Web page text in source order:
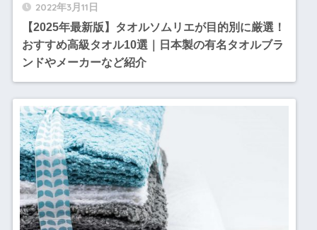
2022年3月11日
【2025年最新版】タオルソムリエが目的別に厳選！
おすすめ高級タオル10選｜日本製の有名タオルブラ
ンドやメーカーなど紹介